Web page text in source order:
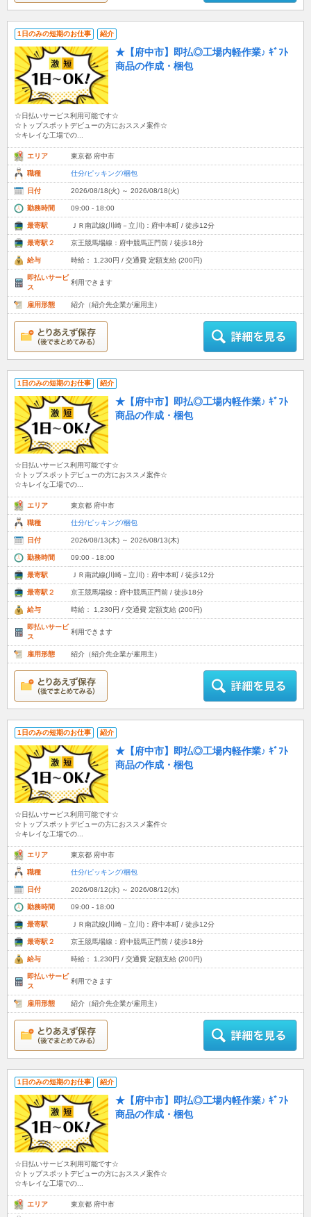
1日のみの短期のお仕事 紹介
★【府中市】即払◎工場内軽作業♪ ｷﾞﾌﾄ
商品の作成・梱包
☆日払いサービス利用可能です☆
☆トップスポットデビューの方におススメ案件☆
☆キレイな工場での...
エリア 東京都 府中市
職種 仕分/ピッキング/梱包
日付 2026/08/18(火) ～ 2026/08/18(火)
勤務時間 09:00 - 18:00
最寄駅 ＪＲ南武線(川崎－立川)：府中本町 / 徒歩12分
最寄駅２ 京王競馬場線：府中競馬正門前 / 徒歩18分
給与 時給： 1,230円 / 交通費 定額支給 (200円)
即払いサービ
ス
利用できます
雇用形態 紹介（紹介先企業が雇用主）
1日のみの短期のお仕事 紹介
★【府中市】即払◎工場内軽作業♪ ｷﾞﾌﾄ
商品の作成・梱包
☆日払いサービス利用可能です☆
☆トップスポットデビューの方におススメ案件☆
☆キレイな工場での...
エリア 東京都 府中市
職種 仕分/ピッキング/梱包
日付 2026/08/13(木) ～ 2026/08/13(木)
勤務時間 09:00 - 18:00
最寄駅 ＪＲ南武線(川崎－立川)：府中本町 / 徒歩12分
最寄駅２ 京王競馬場線：府中競馬正門前 / 徒歩18分
給与 時給： 1,230円 / 交通費 定額支給 (200円)
即払いサービ
ス
利用できます
雇用形態 紹介（紹介先企業が雇用主）
1日のみの短期のお仕事 紹介
★【府中市】即払◎工場内軽作業♪ ｷﾞﾌﾄ
商品の作成・梱包
☆日払いサービス利用可能です☆
☆トップスポットデビューの方におススメ案件☆
☆キレイな工場での...
エリア 東京都 府中市
職種 仕分/ピッキング/梱包
日付 2026/08/12(水) ～ 2026/08/12(水)
勤務時間 09:00 - 18:00
最寄駅 ＪＲ南武線(川崎－立川)：府中本町 / 徒歩12分
最寄駅２ 京王競馬場線：府中競馬正門前 / 徒歩18分
給与 時給： 1,230円 / 交通費 定額支給 (200円)
即払いサービ
ス
利用できます
雇用形態 紹介（紹介先企業が雇用主）
1日のみの短期のお仕事 紹介
★【府中市】即払◎工場内軽作業♪ ｷﾞﾌﾄ
商品の作成・梱包
☆日払いサービス利用可能です☆
☆トップスポットデビューの方におススメ案件☆
☆キレイな工場での...
エリア 東京都 府中市